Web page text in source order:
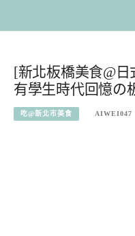
[新北板橋美食@
有學生時代回憶の
吃@新北市美食 AIWEI047